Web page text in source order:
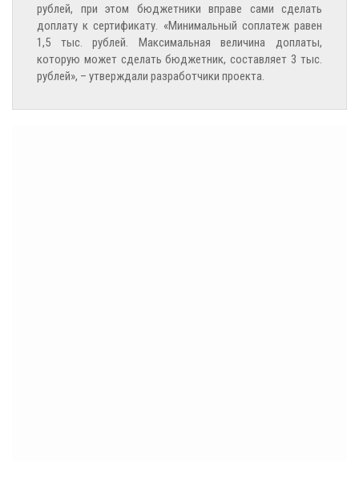
рублей, при этом бюджетники вправе сами сделать
доплату к сертификату. «Минимальный соплатеж равен
1,5 тыс. рублей. Максимальная величина доплаты,
которую может сделать бюджетник, составляет 3 тыс.
рублей», – утверждали разработчики проекта.